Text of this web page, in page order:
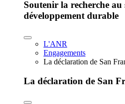
Soutenir la recherche au
développement durable
L'ANR
Engagements
La déclaration de San
La déclaration de San